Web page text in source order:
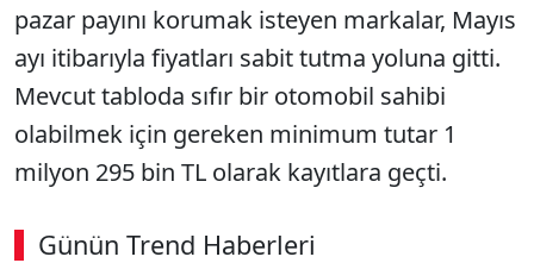
pazar payını korumak isteyen markalar, Mayıs
ayı itibarıyla fiyatları sabit tutma yoluna gitti.
Mevcut tabloda sıfır bir otomobil sahibi
olabilmek için gereken minimum tutar 1
milyon 295 bin TL olarak kayıtlara geçti.
Günün Trend Haberleri